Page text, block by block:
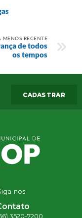
MENOS RECENTE
de todos
os tempos
CADASTRAR
nos
3520-7200